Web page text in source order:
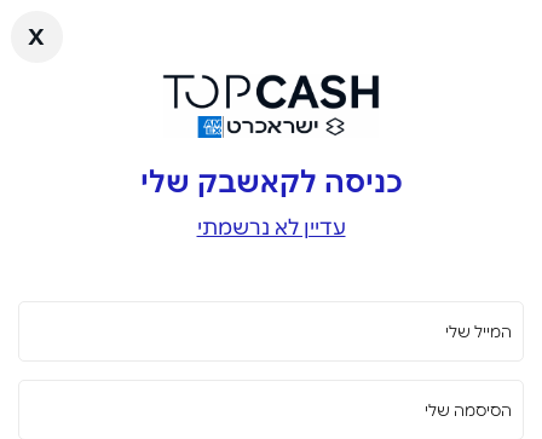
x
כניסה לקאשבק שלי
עדיין לא נרשמתי
המייל שלי
הסיסמה שלי